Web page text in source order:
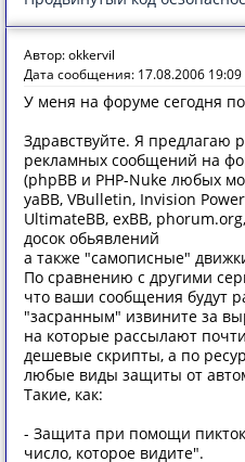
Автор: okkervil
Дата сообщения: 17.08.2006 19:09
У меня на форуме сегодня
Здравствуйте. Я предлагаю
рекламных сообщений на
(phpBB и PHP-Nuke любых
yaBB, VBulletin, Invision
UltimateBB, exBB,
досок обьявлений
а также "самописные"
По сравнению с другими
что ваши сообщения будут
"засранным" извините за
на которые рассылают
дешевые скрипты, а по
любые виды защиты от
Такие, как:
- Защита при помощи
число, которое видите".